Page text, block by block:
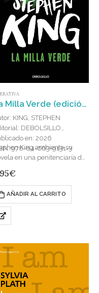
La Milla Verde (edición limitada · Verano)
KING, STEPHEN
DEBOLSILLO
en: 2026
978-84-663-9131-3
King ambienta su
en una penitenciaría de
antesala del infierno de la
se sirve para trazar…
€
AÑADIR AL CARRITO